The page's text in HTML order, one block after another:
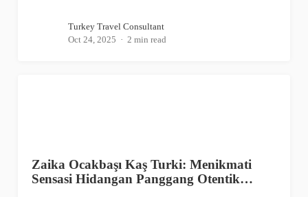
Turkey Travel Consultant
Oct 24, 2025
2 min read
Zaika Ocakbaşı Kaş Turki: Menikmati
Sensasi Hidangan Panggang Otentik…